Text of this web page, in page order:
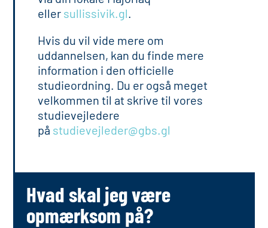
eller sullissivik.gl.
Hvis du vil vide mere om
uddannelsen, kan du finde mere
information i den officielle
studieordning. Du er også meget
velkommen til at skrive til vores
studievejledere
på studievejleder@gbs.gl
Hvad skal jeg være
opmærksom på?